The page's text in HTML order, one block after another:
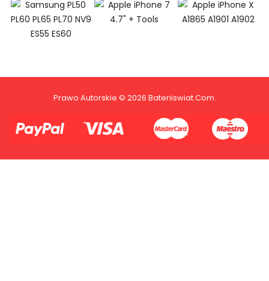
Niezależnie od tego, czy kupujesz w
kraju, czy za granicą, nie pobieramy od
Ciebie żadnych opłat transakcyjnych*.
1.Model urządzenia
2.Numer produktu baterii
Vivobook 15i 2023 Series: i5-13500H akumulator.
Prawo Autorskie © 2026 Bateriiswiat.com.